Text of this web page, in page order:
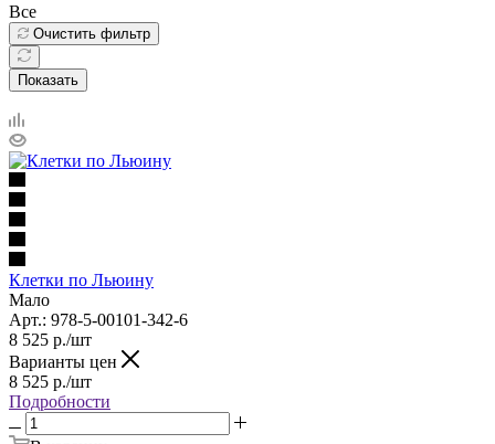
Все
Очистить фильтр
Показать
Клетки по Льюину
Мало
Арт.: 978-5-00101-342-6
8 525 р./шт
Варианты цен
8 525 р./шт
Подробности